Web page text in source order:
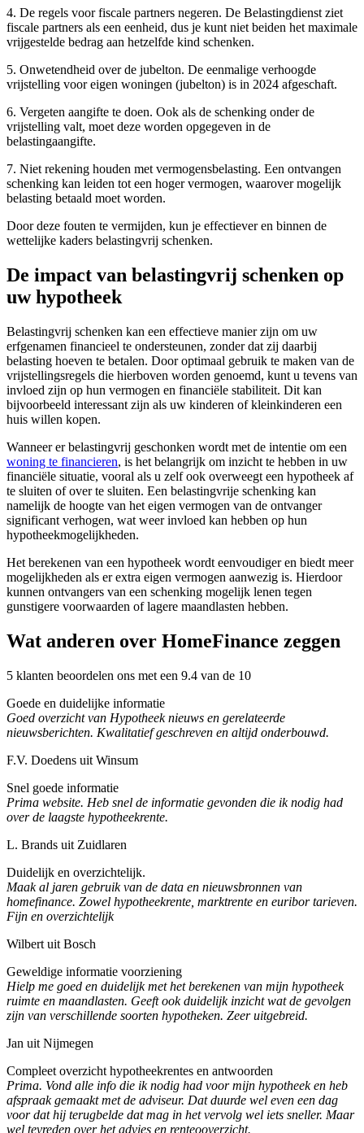
4. De regels voor fiscale partners negeren. De Belastingdienst ziet
fiscale partners als een eenheid, dus je kunt niet beiden het maximale
vrijgestelde bedrag aan hetzelfde kind schenken.
5. Onwetendheid over de jubelton. De eenmalige verhoogde
vrijstelling voor eigen woningen (jubelton) is in 2024 afgeschaft.
6. Vergeten aangifte te doen. Ook als de schenking onder de
vrijstelling valt, moet deze worden opgegeven in de
belastingaangifte.
7. Niet rekening houden met vermogensbelasting. Een ontvangen
schenking kan leiden tot een hoger vermogen, waarover mogelijk
belasting betaald moet worden.
Door deze fouten te vermijden, kun je effectiever en binnen de
wettelijke kaders belastingvrij schenken.
De impact van belastingvrij schenken op
uw hypotheek
Belastingvrij schenken kan een effectieve manier zijn om uw
erfgenamen financieel te ondersteunen, zonder dat zij daarbij
belasting hoeven te betalen. Door optimaal gebruik te maken van de
vrijstellingsregels die hierboven worden genoemd, kunt u tevens van
invloed zijn op hun vermogen en financiële stabiliteit. Dit kan
bijvoorbeeld interessant zijn als uw kinderen of kleinkinderen een
huis willen kopen.
Wanneer er belastingvrij geschonken wordt met de intentie om een
woning te financieren, is het belangrijk om inzicht te hebben in uw
financiële situatie, vooral als u zelf ook overweegt een hypotheek af
te sluiten of over te sluiten. Een belastingvrije schenking kan
namelijk de hoogte van het eigen vermogen van de ontvanger
significant verhogen, wat weer invloed kan hebben op hun
hypotheekmogelijkheden.
Het berekenen van een hypotheek wordt eenvoudiger en biedt meer
mogelijkheden als er extra eigen vermogen aanwezig is. Hierdoor
kunnen ontvangers van een schenking mogelijk lenen tegen
gunstigere voorwaarden of lagere maandlasten hebben.
Wat anderen over HomeFinance zeggen
5 klanten beoordelen ons met een 9.4 van de 10
Goede en duidelijke informatie
Goed overzicht van Hypotheek nieuws en gerelateerde
nieuwsberichten. Kwalitatief geschreven en altijd onderbouwd.
F.V. Doedens uit Winsum
Snel goede informatie
Prima website. Heb snel de informatie gevonden die ik nodig had
over de laagste hypotheekrente.
L. Brands uit Zuidlaren
Duidelijk en overzichtelijk.
Maak al jaren gebruik van de data en nieuwsbronnen van
homefinance. Zowel hypotheekrente, marktrente en euribor tarieven.
Fijn en overzichtelijk
Wilbert uit Bosch
Geweldige informatie voorziening
Hielp me goed en duidelijk met het berekenen van mijn hypotheek
ruimte en maandlasten. Geeft ook duidelijk inzicht wat de gevolgen
zijn van verschillende soorten hypotheken. Zeer uitgebreid.
Jan uit Nijmegen
Compleet overzicht hypotheekrentes en antwoorden
Prima. Vond alle info die ik nodig had voor mijn hypotheek en heb
afspraak gemaakt met de adviseur. Dat duurde wel even een dag
voor dat hij terugbelde dat mag in het vervolg wel iets sneller. Maar
wel tevreden over het advies en renteooverzicht.